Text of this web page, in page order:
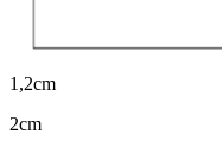
1,2cm
2cm